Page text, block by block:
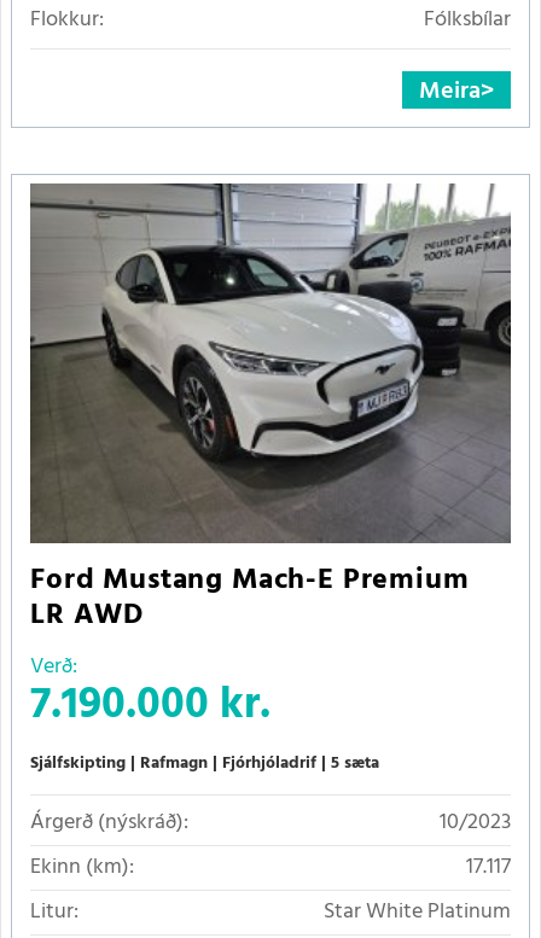
Flokkur:
Fólksbílar
Meira
Ford Mustang Mach-E Premium
LR AWD
Verð:
7.190.000 kr.
Sjálfskipting Rafmagn Fjórhjóladrif 5 sæta
Árgerð (nýskráð):
10/2023
Ekinn (km):
17.117
Litur:
Star White Platinum